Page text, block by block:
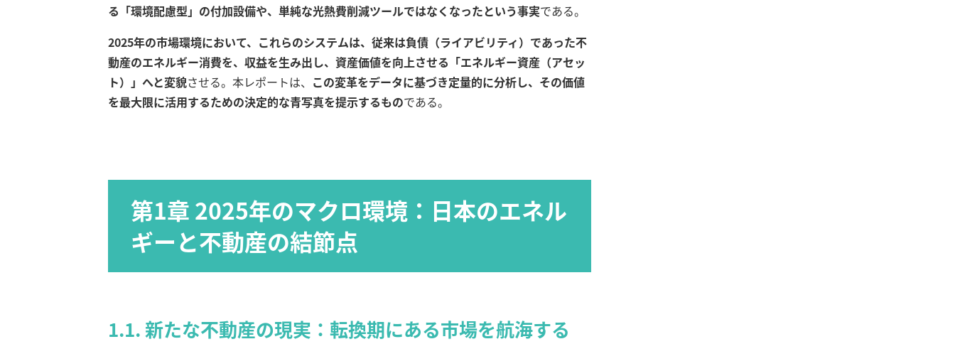
る「環境配慮型」の付加設備や、単純な光熱費削減ツールではなくなったという事実である。
2025年の市場環境において、これらのシステムは、従来は負債（ライアビリティ）であった不
動産のエネルギー消費を、収益を生み出し、資産価値を向上させる「エネルギー資産（アセッ
ト）」へと変貌させる。本レポートは、 この変革をデータに基づき定量的に分析し、その価値
を最大限に活用するための決定的な青写真を提示するものである。
第1章 2025年のマクロ環境：日本のエネル
ギーと不動産の結節点
1.1. 新たな不動産の現実：転換期にある市場を航海する